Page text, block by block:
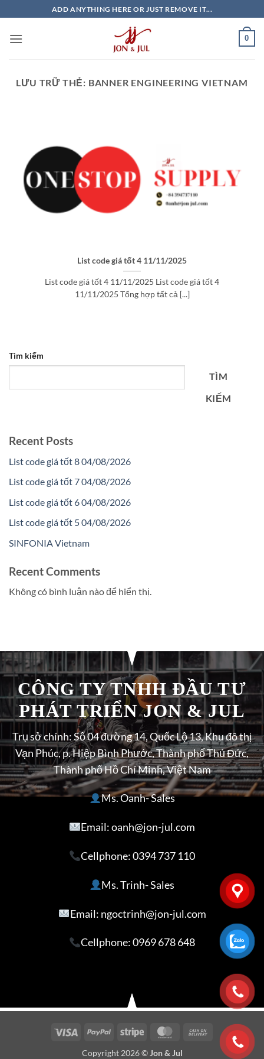
qua
nội
ADD ANYTHING HERE OR JUST REMOVE IT...
0
LƯU TRỮ THẺ: BANNER ENGINEERING VIETNAM
List code giá tốt 4 11/11/2025
List code giá tốt 4 11/11/2025 List code giá tốt 4
11/11/2025 Tổng hợp tất cả [...]
Tìm kiếm
TÌM
KIẾM
Recent Posts
List code giá tốt 8 04/08/2026
List code giá tốt 7 04/08/2026
List code giá tốt 6 04/08/2026
List code giá tốt 5 04/08/2026
SINFONIA Vietnam
Recent Comments
Không có bình luận nào để hiển thị.
CÔNG TY TNHH ĐẦU TƯ
PHÁT TRIỂN JON & JUL
Trụ sở chính: Số 04 đường 14, Quốc Lộ 13, Khu đô thị
Vạn Phúc, p. Hiệp Bình Phước, Thành phố Thủ Đức,
Thành phố Hồ Chí Minh, Việt Nam
Ms. Oanh- Sales
Email: oanh@jon-jul.com
Cellphone:0394 737 110
Ms. Trinh- Sales
Email: ngoctrinh@jon-jul.com
Cellphone:0969 678 648
Visa PayPal Stripe MasterCardCash
On
Copyright 2026 © Jon & Jul